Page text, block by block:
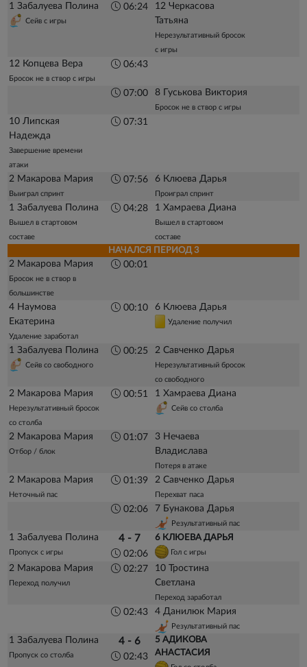
1 Забалуева Полина
Сейв с игры
06:24
12 Черкасова
Татьяна
Нерезультативный бросок
с игры
12 Копцева Вера
Бросок не в створ с игры
06:43
07:00 8 Гуськова Виктория
Бросок не в створ с игры
10 Липская
Надежда
Завершение времени
атаки
07:31
2 Макарова Мария
Выиграл спринт
07:56 6 Клюева Дарья
Проиграл спринт
1 Забалуева Полина
Вышел в стартовом
составе
04:28 1 Хамраева Диана
Вышел в стартовом
составе
НАЧАЛСЯ ПЕРИОД 3
2 Макарова Мария
Бросок не в створ в
большинстве
00:01
4 Наумова
Екатерина
Удаление заработал
00:10 6 Клюева Дарья
Удаление получил
1 Забалуева Полина
Сейв со свободного
00:25 2 Савченко Дарья
Нерезультативный бросок
со свободного
2 Макарова Мария
Нерезультативный бросок
со столба
00:51 1 Хамраева Диана
Сейв со столба
2 Макарова Мария
Отбор / блок
01:07
3 Нечаева
Владислава
Потеря в атаке
2 Макарова Мария
Неточный пас
01:39 2 Савченко Дарья
Перехват паса
02:06 7 Бунакова Дарья
Результативный пас
1 Забалуева Полина
Пропуск с игры
4 - 7
02:06
6 КЛЮЕВА ДАРЬЯ
Гол с игры
2 Макарова Мария
Переход получил
02:27
10 Тростина
Светлана
Переход заработал
02:43 4 Данилюк Мария
Результативный пас
1 Забалуева Полина
Пропуск со столба
4 - 6
02:43
5 АДИКОВА
АНАСТАСИЯ